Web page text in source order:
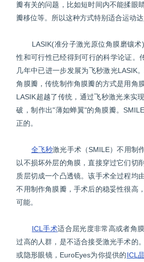
瓣有关的问题，比如短时间内不能揉眼
瓣移位等。所以这种方式特别适合运动达
LASIK(准分子激光原位角膜磨镶术)
性和可行性已经得到可行的科学论证。
几年中已进一步发展为飞秒激光LASIK。
角膜瓣，传统制作角膜瓣的方式是用角
LASIK超越了传统，通过飞秒激光来实
破，制作出"薄如蝉翼"的角膜瓣。
正的。
全飞秒激光手术（SMILE）不用制
以不损坏外层的角膜，直接穿过它们切
质层切成一个凸透镜。该手术全过程均
不用制作角膜瓣，手术后的稳妥性很高
可能。
ICL手术适合屈光度非常高或者角
过高的人群，是不适合接受激光手术的
或隐形眼镜，EuroEyes为你提供的ICL